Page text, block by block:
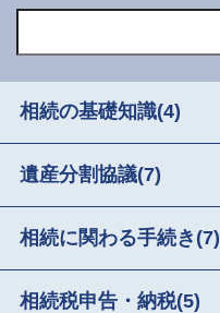
相続の基礎知識(4)
遺産分割協議(7)
相続に関わる手続き (7)
相続税申告・納税(5)